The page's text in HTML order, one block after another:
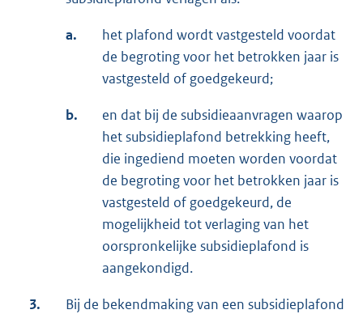
a.
het plafond wordt vastgesteld voordat
de begroting voor het betrokken jaar is
vastgesteld of goedgekeurd;
b.
en dat bij de subsidieaanvragen waarop
het subsidieplafond betrekking heeft,
die ingediend moeten worden voordat
de begroting voor het betrokken jaar is
vastgesteld of goedgekeurd, de
mogelijkheid tot verlaging van het
oorspronkelijke subsidieplafond is
aangekondigd.
3.
Bij de bekendmaking van een subsidieplafond